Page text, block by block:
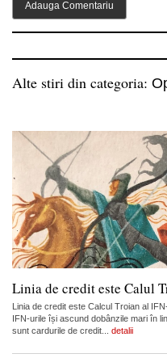
Alte stiri din categoria:
Linia de credit este Calul
Linia de credit este Calcul Troian al
IFN-urile își ascund dobânzile mari în
sunt cardurile de credit... detalii